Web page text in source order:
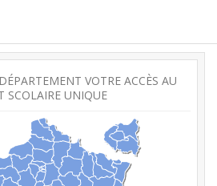
VOTRE ACCÈS AU
SCOLAIRE UNIQUE